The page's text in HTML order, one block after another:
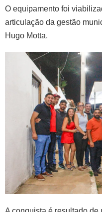
O equipamento foi
articulação da gestão
Hugo Motta.